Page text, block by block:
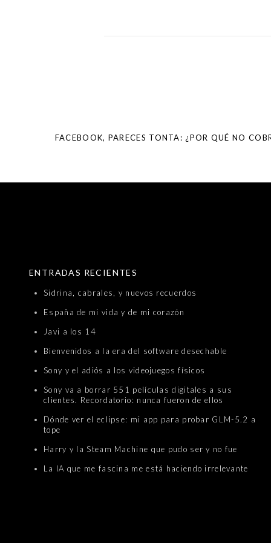
FACEBOOK, PARECES TONTA: ¿POR QUÉ NO
ENTRADAS RECIENTES
Sidrina, cabrales, y nuevos recuerdos
España de mi vida y de mi corazón
Javi a los 14
Bienvenidos a la era del software desechable
Sony y el adiós a los videojuegos físicos
Sony va a borrar 551 películas digitales a sus
clientes. Recordatorio: nunca fueron de ellos
Dónde ver el eclipse: mi app para probar GLM-5.2 a
tope
Harry y la Steam Machine que pudo ser y no fue
La IA que me fascina me está haciendo irrelevante